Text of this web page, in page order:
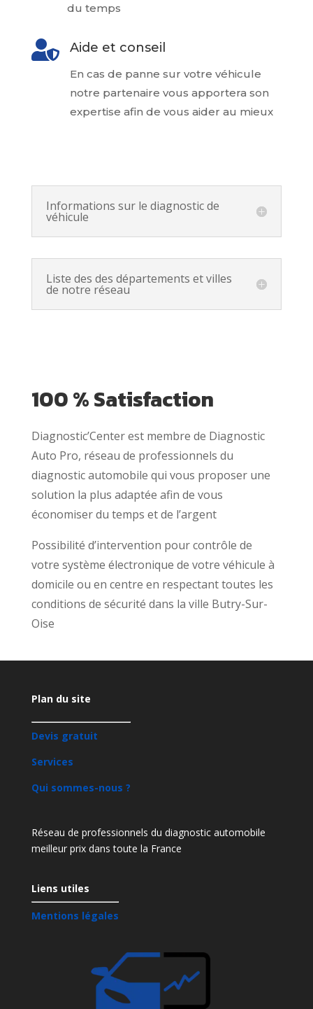
du temps
 Aide et conseil
En cas de panne sur votre véhicule
notre partenaire vous apportera son
expertise afin de vous aider au mieux
Informations sur le diagnostic de
véhicule
Liste des des départements et villes
de notre réseau
100 % Satisfaction
Diagnostic’Center est membre de Diagnostic
Auto Pro, réseau de professionnels du
diagnostic automobile qui vous proposer une
solution la plus adaptée afin de vous
économiser du temps et de l’argent
Possibilité d’intervention pour contrôle de
votre système électronique de votre véhicule à
domicile ou en centre en respectant toutes les
conditions de sécurité dans la ville Butry-Sur-
Oise
Plan du site
Devis gratuit
Services
Qui sommes-nous ?
Réseau de professionnels du diagnostic automobile
meilleur prix dans toute la France
Liens utiles
Mentions légales